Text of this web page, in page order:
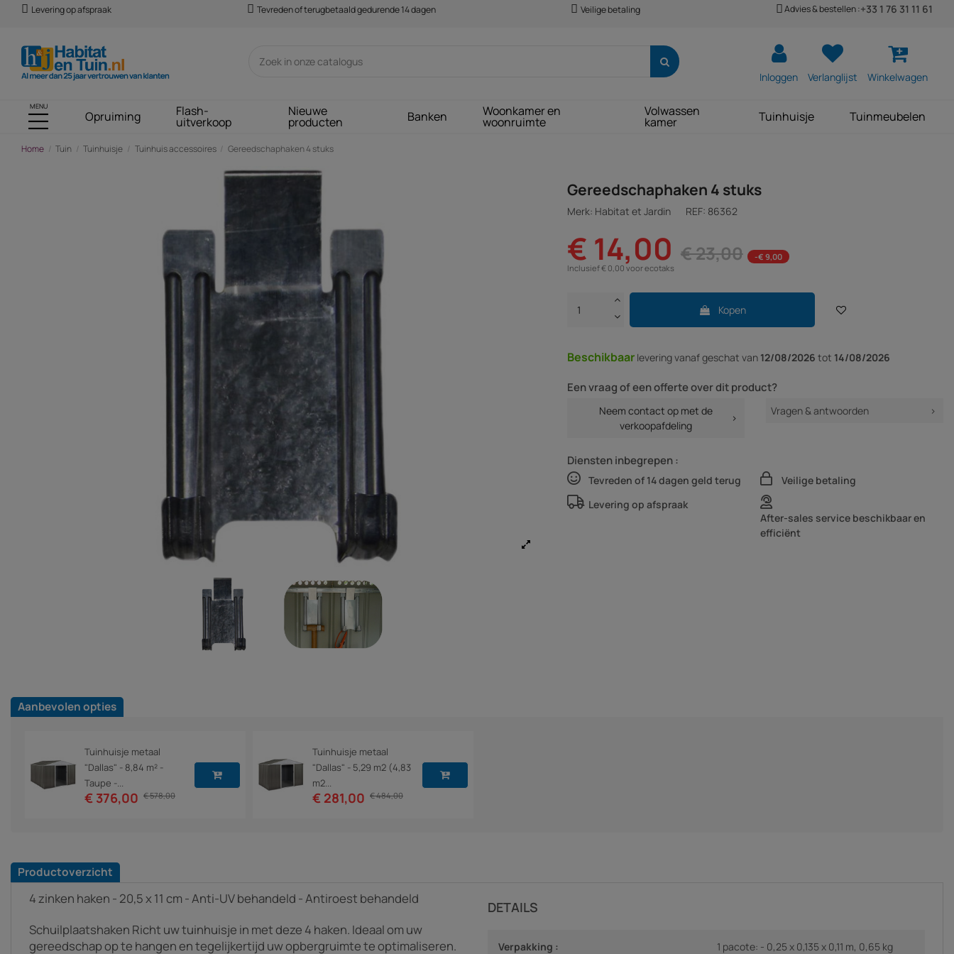
Levering op afspraak Tevreden of terugbetaald gedurende 14 dagen Veilige betaling Advies & bestellen :+33 1 76 31 11 61
Inloggen Verlanglijst Winkelwagen
MENU
Opruiming Flash-
uitverkoop
Nieuwe
producten Banken Woonkamer en
woonruimte
Volwassen
kamer Tuinhuisje Tuinmeubelen
Home Tuin Tuinhuisje Tuinhuis accessoires Gereedschaphaken 4 stuks
Gereedschaphaken 4 stuks
Merk: Habitat et Jardin REF: 86362
€ 14,00 € 23,00
-€ 9,00
Inclusief € 0,00 voor ecotaks
Kopen
Beschikbaar levering vanafgeschat van 12/08/2026 tot 14/08/2026
Een vraag of een offerte over dit product?
Neem contact op met de
verkoopafdeling
Vragen & antwoorden
Diensten inbegrepen :
Tevreden of 14 dagen geld terug
Veilige betaling
Levering op afspraak
After-sales service beschikbaar en
efficiënt
Aanbevolen opties
Tuinhuisje metaal
"Dallas" - 8,84 m² -
Taupe -...
€ 376,00 € 578,00
Tuinhuisje metaal
"Dallas" - 5,29 m2 (4,83
m2...
€ 281,00 € 484,00
Productoverzicht
4 zinken haken - 20,5 x 11 cm - Anti-UV behandeld - Antiroest behandeld
Schuilplaatshaken Richt uw tuinhuisje in met deze 4 haken. Ideaal om uw
gereedschap op te hangen en tegelijkertijd uw opbergruimte te optimaliseren.
DETAILS
Verpakking : 1 pacote: - 0,25 x 0,135 x 0,11 m, 0,65 kg